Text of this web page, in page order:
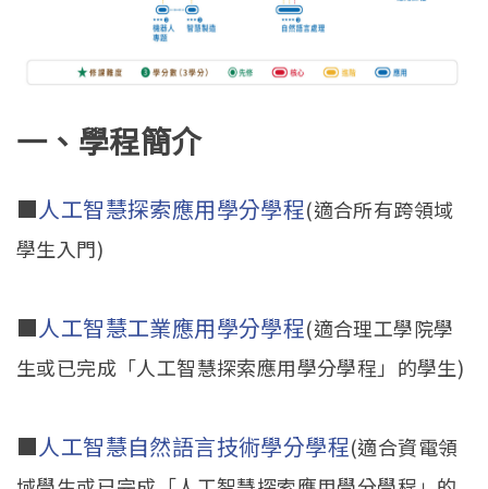
一、學程簡介
■人工智慧探索應用學分學程(適合所有跨領域
學生入門)
■人工智慧工業應用學分學程(適合理工學院學
生或已完成「人工智慧探索應用學分學程」的學生)
■人工智慧自然語言技術學分學程(適合資電領